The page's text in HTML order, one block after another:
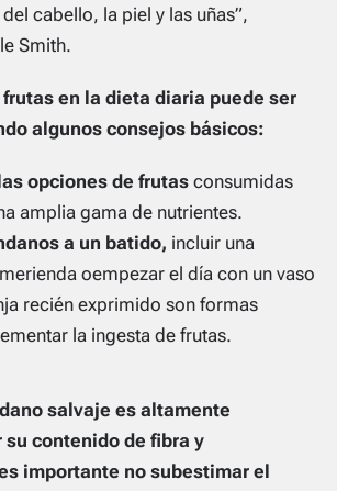
cabello, la piel y las uñas”,
Smith.
en la dieta diaria puede ser
algunos consejos básicos:
opciones de frutas consumidas
amplia gama de nutrientes.
a un batido, incluir una
oempezar el día con un vaso
recién exprimido son formas
la ingesta de frutas.
salvaje es altamente
su contenido de fibra y
importante no subestimar el